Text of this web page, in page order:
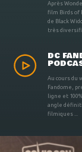
Après
film Birds of
de Black
très
DC
Au cours du
Fandome,
ligne et
angle
filmiques ...